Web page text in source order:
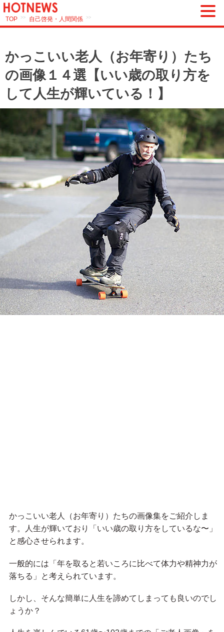
TOP >> 自己啓発・人間関係 >>
かっこいい老人（お年寄り）たち
の画像１４選【いい歳の取り方を
して人生が輝いている！】
かっこいい老人（お年寄り）たちの画像集をご紹介しま
す。人生が輝いており「いい歳の取り方をしているな〜」
と感心させられます。
一般的には「年を取ると若いころに比べて体力や精神力が
落ちる」と考えられています。
しかし、そんな簡単に人生を諦めてしまっても良いのでし
ょうか？